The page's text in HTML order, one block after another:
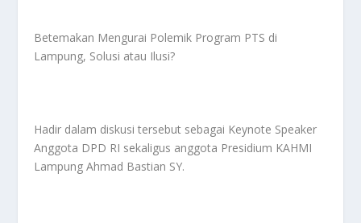
Betemakan Mengurai Polemik Program PTS di
Lampung, Solusi atau Ilusi?
Hadir dalam diskusi tersebut sebagai Keynote Speaker
Anggota DPD RI sekaligus anggota Presidium KAHMI
Lampung Ahmad Bastian SY.